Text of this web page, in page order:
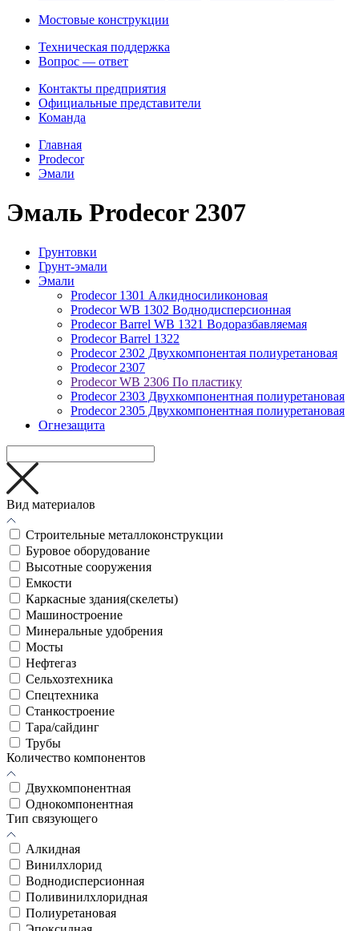
Мостовые конструкции
Техническая поддержка
Вопрос — ответ
Контакты предприятия
Официальные представители
Команда
Главная
Prodecor
Эмали
Эмаль Prodecor 2307
Грунтовки
Грунт-эмали
Эмали
Prodecor 1301 Алкидносиликоновая
Prodecor WB 1302 Воднодисперсионная
Prodecor Barrel WB 1321 Водоразбавляемая
Prodecor Barrel 1322
Prodecor 2302 Двухкомпонентая полиуретановая
Prodecor 2307
Prodecor WB 2306 По пластику
Prodecor 2303 Двухкомпонентная полиуретановая
Prodecor 2305 Двухкомпонентная полиуретановая
Огнезащита
Вид материалов
Cтроительные металлоконструкции
Буровое оборудование
Высотные сооружения
Емкости
Каркасные здания(скелеты)
Машиностроение
Минеральные удобрения
Мосты
Нефтегаз
Сельхозтехника
Спецтехника
Станкостроение
Тара/сайдинг
Трубы
Количество компонентов
Двухкомпонентная
Однокомпонентная
Тип связующего
Алкидная
Винилхлорид
Воднодисперсионная
Поливинилхлоридная
Полиуретановая